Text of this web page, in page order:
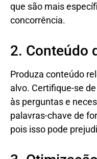
que são mais
concorrência.
2. Conteúdo
Produza conteúdo
alvo. Certifique-se
às perguntas e
palavras-chave de
pois isso pode